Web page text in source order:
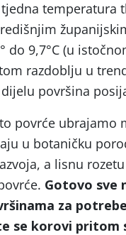
temperatura
do 9,7°C (u
razdoblju u
površina
povrće ubrajamo
u botaničku
a lisnu
Gotovo sve
za
se korovi pritom